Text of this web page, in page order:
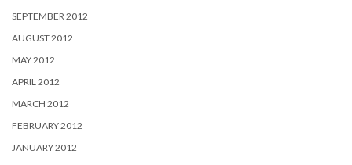
SEPTEMBER 2012
AUGUST 2012
MAY 2012
APRIL 2012
MARCH 2012
FEBRUARY 2012
JANUARY 2012